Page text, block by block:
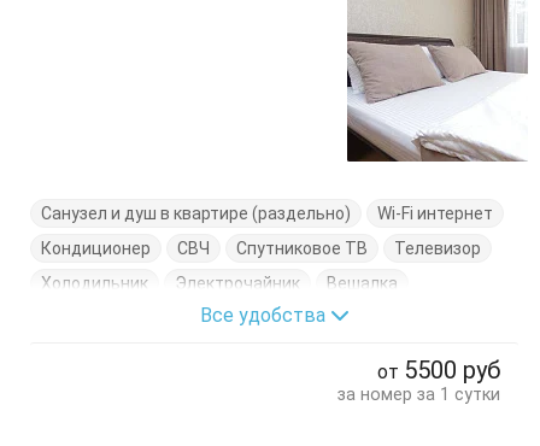
Санузел и душ в квартире (раздельно)
Wi-Fi интернет
Кондиционер
СВЧ Спутниковое ТВ
Телевизор
Холодильник
Электрочайник
Вешалка
Журнальный столик
Все удобства
от 5500 руб
за номер за 1 сутки